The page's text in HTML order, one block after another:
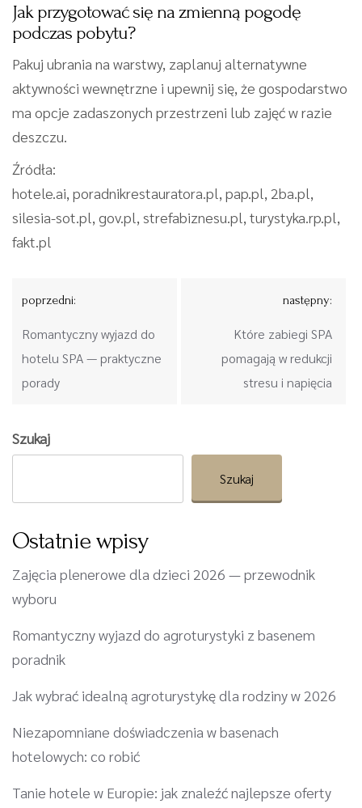
Jak przygotować się na zmienną pogodę
podczas pobytu?
Pakuj ubrania na warstwy, zaplanuj alternatywne
aktywności wewnętrzne i upewnij się, że gospodarstwo
ma opcje zadaszonych przestrzeni lub zajęć w razie
deszczu.
Źródła:
hotele.ai, poradnikrestauratora.pl, pap.pl, 2ba.pl,
silesia-sot.pl, gov.pl, strefabiznesu.pl, turystyka.rp.pl,
fakt.pl
Nawigacja
poprzedni:
Romantyczny wyjazd do
hotelu SPA — praktyczne
porady
następny:
Które zabiegi SPA
pomagają w redukcji
stresu i napięcia
Szukaj
Szukaj
Ostatnie wpisy
Zajęcia plenerowe dla dzieci 2026 — przewodnik
wyboru
Romantyczny wyjazd do agroturystyki z basenem
poradnik
Jak wybrać idealną agroturystykę dla rodziny w 2026
Niezapomniane doświadczenia w basenach
hotelowych: co robić
Tanie hotele w Europie: jak znaleźć najlepsze oferty